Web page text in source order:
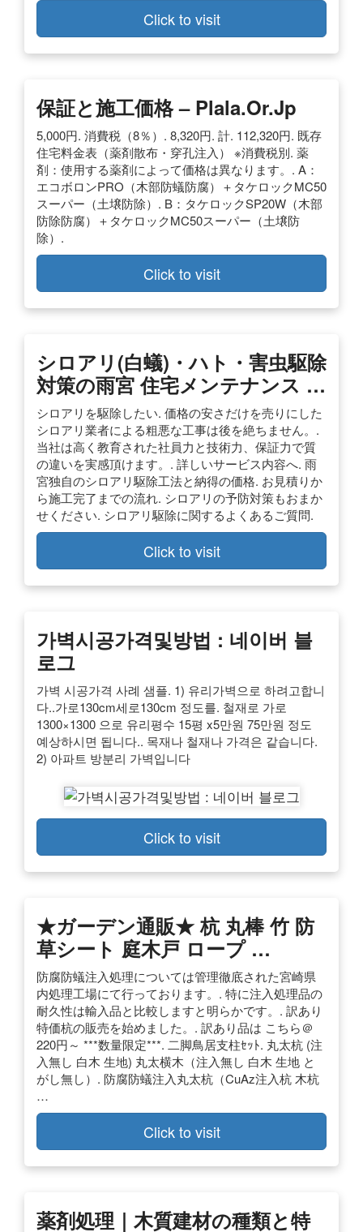
Click to visit
保証と施工価格 – Plala.or.jp
5,000円. 消費税（8％）. 8,320円. 計. 112,320円. 既存
住宅料金表（薬剤散布・穿孔注入） ※消費税別. 薬
剤：使用する薬剤によって価格は異なります。. A：
エコボロンPRO（木部防蟻防腐）＋タケロックMC50
スーパー（土壌防除）. B：タケロックSP20W（木部
防除防腐）＋タケロックMC50スーパー（土壌防
除）.
Click to visit
シロアリ(白蟻)・ハト・害虫駆除
対策の雨宮 住宅メンテナンス …
シロアリを駆除したい. 価格の安さだけを売りにした
シロアリ業者による粗悪な工事は後を絶ちません。.
当社は高く教育された社員力と技術力、保証力で質
の違いを実感頂けます。. 詳しいサービス内容へ. 雨
宮独自のシロアリ駆除工法と納得の価格. お見積りか
ら施工完了までの流れ. シロアリの予防対策もおまか
せください. シロアリ駆除に関するよくあるご質問.
Click to visit
가벽시공가격및방법 : 네이버 블
로그
가벽 시공가격 사례 샘플. 1) 유리가벽으로 하려고합니
다..가로130cm세로130cm 정도를. 철재로 가로
1300×1300 으로 유리평수 15평 x5만원 75만원 정도
예상하시면 됩니다.. 목재나 철재나 가격은 같습니다.
2) 아파트 방분리 가벽입니다
Click to visit
★ガーデン通販★ 杭 丸棒 竹 防
草シート 庭木戸 ロープ …
防腐防蟻注入処理については管理徹底された宮崎県
内処理工場にて行っております。. 特に注入処理品の
耐久性は輸入品と比較しますと明らかです。. 訳あり
特価杭の販売を始めました。. 訳あり品は こちら＠
220円～ ***数量限定***. 二脚鳥居支柱ｾｯﾄ. 丸太杭 (注
入無し 白木 生地) 丸太横木（注入無し 白木 生地 と
がし無し）. 防腐防蟻注入丸太杭（CuAz注入杭 木杭
…
Click to visit
薬剤処理｜木質建材の種類と特